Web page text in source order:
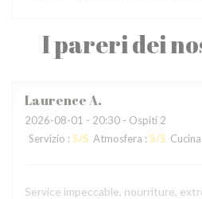
I pareri dei
LaurenceA
2026-08-01 - 20:30 - Ospiti 2
Servizio : 5/5 Atmosfera : 5/5 Cucina
Service impeccable, nourriture,